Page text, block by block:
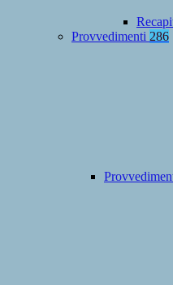
Provvedimenti 286